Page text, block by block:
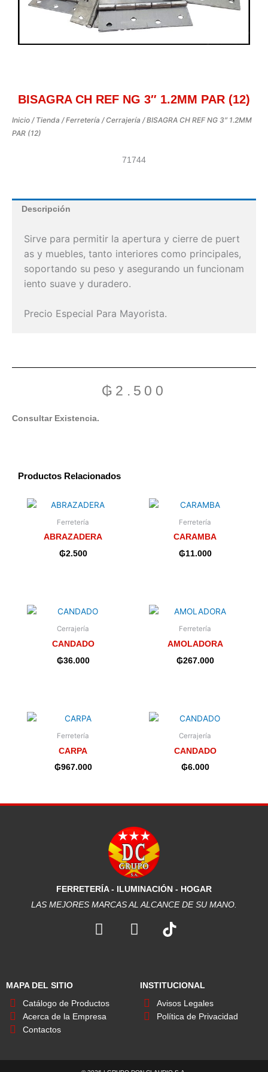
BISAGRA CH REF NG 3″ 1.2MM PAR (12)
Inicio / Tienda /Ferretería / Cerrajería / BISAGRA CH REF NG 3″ 1.2MM
PAR (12)
71744
Descripción
Sirve para permitir la apertura y cierre de puert
as y muebles, tanto interiores como principales,
soportando su peso y asegurando un funcionam
iento suave y duradero.
Precio Especial Para Mayorista.
₲ 2.500
Consultar Existencia.
Productos Relacionados
Ferretería
ABRAZADERA
₲2.500
Ferretería
CARAMBA
₲11.000
Cerrajería
CANDADO
₲36.000
Ferretería
AMOLADORA
₲267.000
Ferretería
CARPA
₲967.000
Cerrajería
CANDADO
₲6.000
FERRETERÍA - ILUMINACIÓN - HOGAR
LAS MEJORES MARCAS AL ALCANCE DE SU MANO.
F
a
o
I
n
a
MAPA DEL SITIO
Catálogo de Productos
Acerca de la Empresa
Contactos
INSTITUCIONAL
Avisos Legales
Política de Privacidad